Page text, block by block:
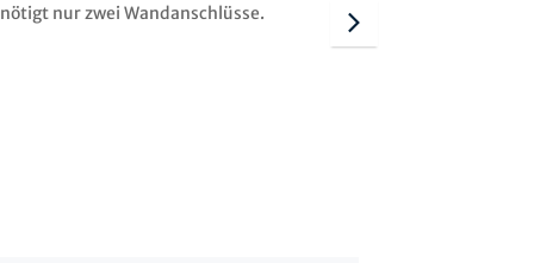
nur zwei Wandanschlüsse.